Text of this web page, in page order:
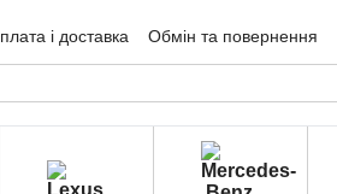
і доставка Обмін та повернення
Відгуки про магазин